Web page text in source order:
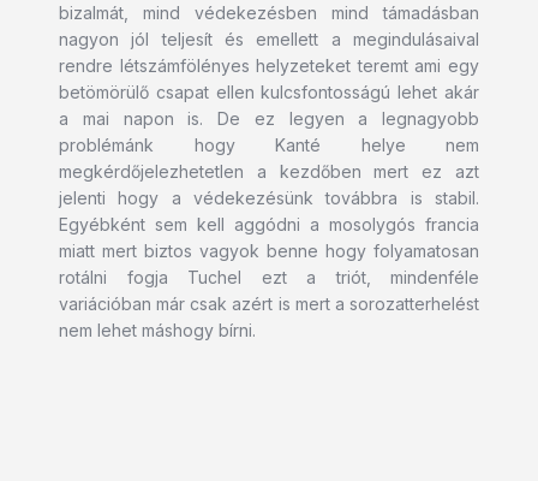
bizalmát, mind védekezésben mind támadásban
nagyon jól teljesít és emellett a megindulásaival
rendre létszámfölényes helyzeteket teremt ami egy
betömörülő csapat ellen kulcsfontosságú lehet akár
a mai napon is. De ez legyen a legnagyobb
problémánk hogy Kanté helye nem
megkérdőjelezhetetlen a kezdőben mert ez azt
jelenti hogy a védekezésünk továbbra is stabil.
Egyébként sem kell aggódni a mosolygós francia
miatt mert biztos vagyok benne hogy folyamatosan
rotálni fogja Tuchel ezt a triót, mindenféle
variációban már csak azért is mert a sorozatterhelést
nem lehet máshogy bírni.